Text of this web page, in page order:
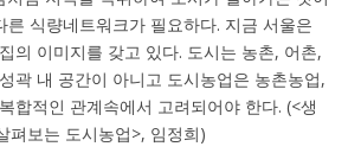
른 식량네트워크가 필요하다. 지금 서울은
의 이미지를 갖고 있다. 도시는 농촌, 어촌,
곽 내 공간이 아니고 도시농업은 농촌농업,
합적인 관계속에서 고려되어야 한다. (<생
펴보는 도시농업>, 임정희)